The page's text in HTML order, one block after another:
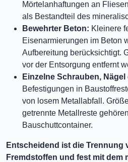
Mörtelanhaftungen an
als Bestandteil des
Bewehrter Beton: Kleinere
Eisenarmierungen im Beton
Aufbereitung berücksichtigt.
vor der Entsorgung entfernt
Einzelne Schrauben,
Befestigungen in
von losem Metallabfall.
getrennte Metallreste
Bauschuttcontainer.
Entscheidend ist die Trennung
Fremdstoffen und fest mit dem